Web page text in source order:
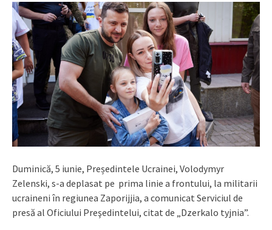
Duminică, 5 iunie, Președintele Ucrainei, Volodymyr
Zelenski, s-a deplasat pe prima linie a frontului, la militarii
ucraineni în regiunea Zaporijjia, a comunicat Serviciul de
presă al Oficiului Preşedintelui, citat de „Dzerkalo tyjnia”.